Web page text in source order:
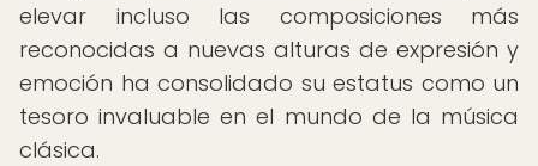
elevar incluso las composiciones más
reconocidas a nuevas alturas de expresión y
emoción ha consolidado su estatus como un
tesoro invaluable en el mundo de la música
clásica.